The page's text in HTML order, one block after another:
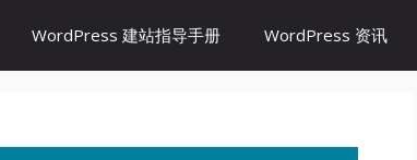
WordPress 建站指导手册 WordPress 资讯